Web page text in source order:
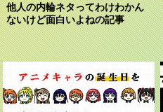
他人の内輪ネタってわけわかん
ないけど面白いよねの記事